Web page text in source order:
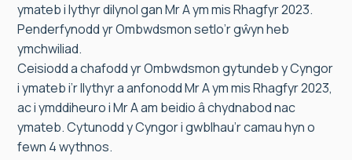
ymateb i lythyr dilynol gan Mr A ym mis Rhagfyr 2023.
Penderfynodd yr Ombwdsmon setlo’r gŵyn heb
ymchwiliad.
Ceisiodd a chafodd yr Ombwdsmon gytundeb y Cyngor
i ymateb i’r llythyr a anfonodd Mr A ym mis Rhagfyr 2023,
ac i ymddiheuro i Mr A am beidio â chydnabod nac
ymateb. Cytunodd y Cyngor i gwblhau’r camau hyn o
fewn 4 wythnos.